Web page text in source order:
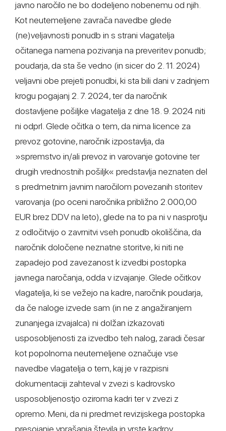
javno naročilo ne bo dodeljeno nobenemu od njih.
Kot neutemeljene zavrača navedbe glede
(ne)veljavnosti ponudb in s strani vlagatelja
očitanega namena pozivanja na preveritev ponudb;
poudarja, da sta še vedno (in sicer do 2. 11. 2024)
veljavni obe prejeti ponudbi, ki sta bili dani v zadnjem
krogu pogajanj 2. 7. 2024, ter da naročnik
dostavljene pošiljke vlagatelja z dne 18. 9. 2024 niti
ni odprl. Glede očitka o tem, da nima licence za
prevoz gotovine, naročnik izpostavlja, da
»spremstvo in/ali prevoz in varovanje gotovine ter
drugih vrednostnih pošiljk« predstavlja neznaten del
s predmetnim javnim naročilom povezanih storitev
varovanja (po oceni naročnika približno 2.000,00
EUR brez DDV na leto), glede na to pa ni v nasprotju
z odločitvijo o zavrnitvi vseh ponudb okoliščina, da
naročnik določene neznatne storitve, ki niti ne
zapadejo pod zavezanost k izvedbi postopka
javnega naročanja, odda v izvajanje. Glede očitkov
vlagatelja, ki se vežejo na kadre, naročnik poudarja,
da če naloge izvede sam (in ne z angažiranjem
zunanjega izvajalca) ni dolžan izkazovati
usposobljenosti za izvedbo teh nalog, zaradi česar
kot popolnoma neutemeljene označuje vse
navedbe vlagatelja o tem, kaj je v razpisni
dokumentaciji zahteval v zvezi s kadrovsko
usposobljenostjo oziroma kadri ter v zvezi z
opremo. Meni, da ni predmet revizijskega postopka
presojanje vprašanja števila in vrste kadrov